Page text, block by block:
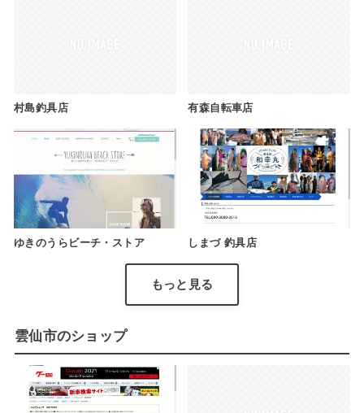
村島釣具店 有森自転車店
ゆきのうらビーチ・ストア しまづ 釣具店
もっと見る
雲仙市のショップ